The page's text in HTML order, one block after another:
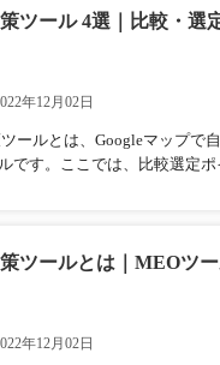
ツール 4選｜比較・選
年12月02日
ールとは、Googleマップで
です。ここでは、比較選定
ツールとは｜MEOツ
年12月02日